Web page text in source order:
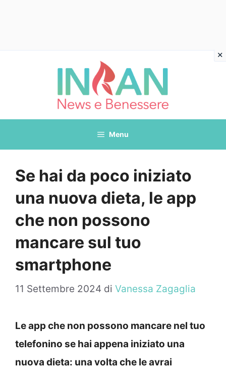
Menu
Se hai da poco iniziato
una nuova dieta, le app
che non possono
mancare sul tuo
smartphone
11 Settembre 2024 di Vanessa Zagaglia
Le app che non possono mancare nel tuo
telefonino se hai appena iniziato una
nuova dieta: una volta che le avrai